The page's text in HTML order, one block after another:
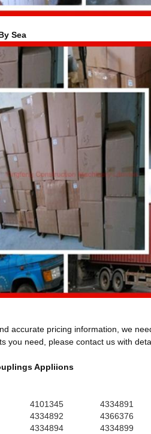
Sea
accurate pricing information, we
you need, please contact us with
Appliions
4101345
4334891
4334892
4366376
4334894
4334899